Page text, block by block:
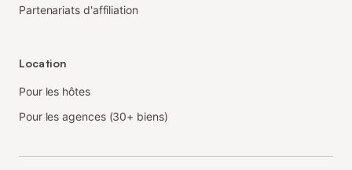
Partenariats d'affiliation
Location
Pour les hôtes
Pour les agences (30+ biens)